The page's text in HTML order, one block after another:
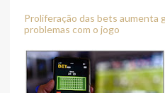
Proliferação das bets aumenta
problemas com o jogo